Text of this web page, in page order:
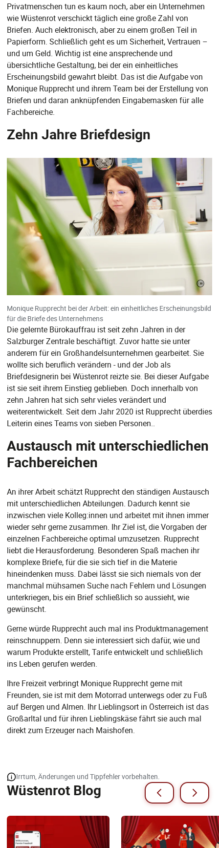
Privatmenschen tun es kaum noch, aber ein Unternehmen
wie Wüstenrot verschickt täglich eine große Zahl von
Briefen. Auch elektronisch, aber zu einem großen Teil in
Papierform. Schließlich geht es um Sicherheit, Vertrauen –
und um Geld. Wichtig ist eine ansprechende und
übersichtliche Gestaltung, bei der ein einheitliches
Erscheinungsbild gewahrt bleibt. Das ist die Aufgabe von
Monique Rupprecht und ihrem Team bei der Erstellung von
Briefen und daran anknüpfenden Eingabemasken für alle
Fachbereiche.
Zehn Jahre Briefdesign
©
Monique Rupprecht bei der Arbeit: ein einheitliches Erscheinungsbild
für die Briefe des Unternehmens
Die gelernte Bürokauffrau ist seit zehn Jahren in der
Salzburger Zentrale beschäftigt. Zuvor hatte sie unter
anderem für ein Großhandelsunternehmen gearbeitet. Sie
wollte sich beruflich verändern - und der Job als
Briefdesignerin bei Wüstenrot reizte sie. Bei dieser Aufgabe
ist sie seit ihrem Einstieg geblieben. Doch innerhalb von
zehn Jahren hat sich sehr vieles verändert und
weiterentwickelt. Seit dem Jahr 2020 ist Rupprecht überdies
Leiterin eines Teams von sieben Personen..
Austausch mit unterschiedlichen
Fachbereichen
An ihrer Arbeit schätzt Rupprecht den ständigen Austausch
mit unterschiedlichen Abteilungen. Dadurch kennt sie
inzwischen viele Kolleg:innen und arbeitet mit ihnen immer
wieder sehr gerne zusammen. Ihr Ziel ist, die Vorgaben der
einzelnen Fachbereiche optimal umzusetzen. Rupprecht
liebt die Herausforderung. Besonderen Spaß machen ihr
komplexe Briefe, für die sie sich tief in die Materie
hineindenken muss. Dabei lässt sie sich niemals von der
manchmal mühsamen Suche nach Fehlern und Lösungen
unterkriegen, bis ein Brief schließlich so aussieht, wie
gewünscht.
Gerne würde Rupprecht auch mal ins Produktmanagement
reinschnuppern. Denn sie interessiert sich dafür, wie und
warum Produkte erstellt, Tarife entwickelt und schließlich
ins Leben gerufen werden.
Ihre Freizeit verbringt Monique Rupprecht gerne mit
Freunden, sie ist mit dem Motorrad unterwegs oder zu Fuß
auf Bergen und Almen. Ihr Lieblingsort in Österreich ist das
Großarltal und für ihren Lieblingskäse fährt sie auch mal
direkt zum Erzeuger nach Maishofen.
Irrtum, Änderungen und Tippfehler vorbehalten.
Wüstenrot Blog